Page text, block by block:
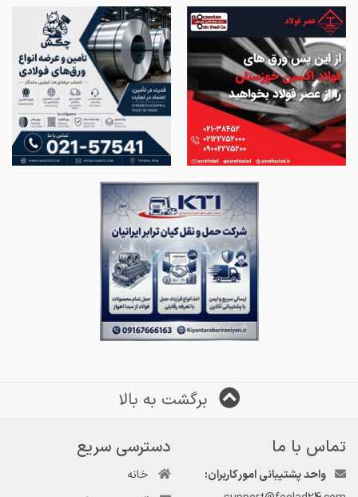
برگشت به بالا
تماس با ما
واحد پشتیبانی امور کاربران:
دسترسی سریع
خانه